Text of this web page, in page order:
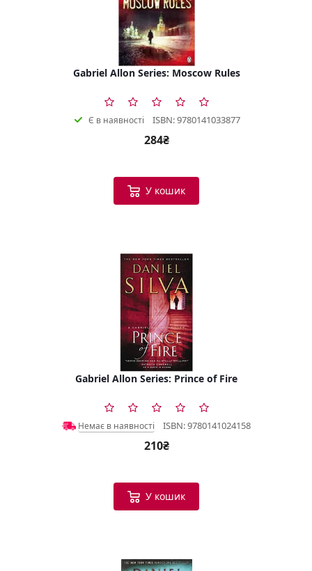
Gabriel Allon Series: Moscow Rules
Є в наявності ISBN: 9780141033877
284₴
У кошик
Gabriel Allon Series: Prince of Fire
Немає в наявності ISBN: 9780141024158
210₴
У кошик